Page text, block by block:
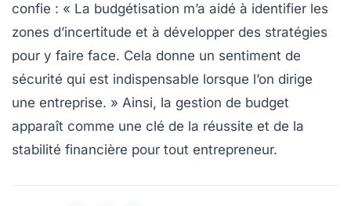
confie : « La budgétisation m’a aidé à identifier les
zones d’incertitude et à développer des stratégies
pour y faire face. Cela donne un sentiment de
sécurité qui est indispensable lorsque l’on dirige
une entreprise. » Ainsi, la gestion de budget
apparaît comme une clé de la réussite et de la
stabilité financière pour tout entrepreneur.